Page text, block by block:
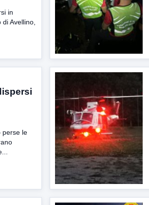
in
Avellino,
perse le